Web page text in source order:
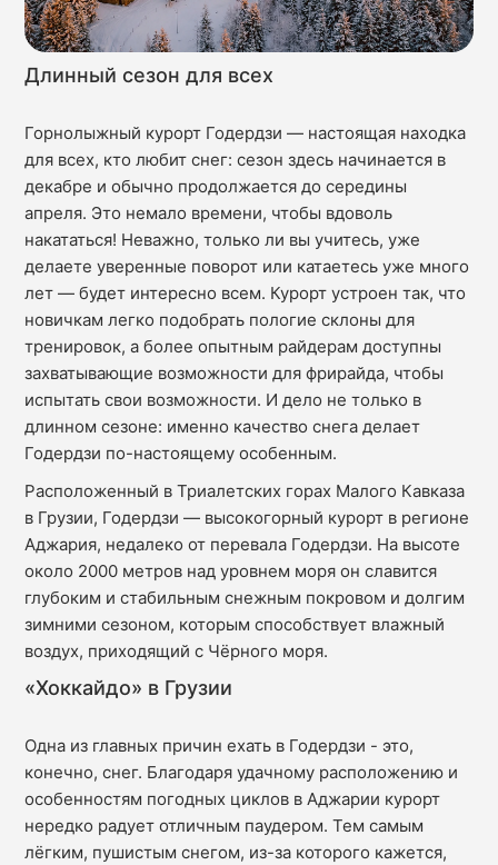
Длинный сезон для всех
Горнолыжный курорт Годердзи — настоящая находка
для всех, кто любит снег: сезон здесь начинается в
декабре и обычно продолжается до середины
апреля. Это немало времени, чтобы вдоволь
накататься! Неважно, только ли вы учитесь, уже
делаете уверенные поворот или катаетесь уже много
лет — будет интересно всем. Курорт устроен так, что
новичкам легко подобрать пологие склоны для
тренировок, а более опытным райдерам доступны
захватывающие возможности для фрирайда, чтобы
испытать свои возможности. И дело не только в
длинном сезоне: именно качество снега делает
Годердзи по-настоящему особенным.
Расположенный в Триалетских горах Малого Кавказа
в Грузии, Годердзи — высокогорный курорт в регионе
Аджария, недалеко от перевала Годердзи. На высоте
около 2000 метров над уровнем моря он славится
глубоким и стабильным снежным покровом и долгим
зимними сезоном, которым способствует влажный
воздух, приходящий с Чёрного моря.
«Хоккайдо» в Грузии
Одна из главных причин ехать в Годердзи - это,
конечно, снег. Благодаря удачному расположению и
особенностям погодных циклов в Аджарии курорт
нередко радует отличным паудером. Тем самым
лёгким, пушистым снегом, из-за которого кажется,